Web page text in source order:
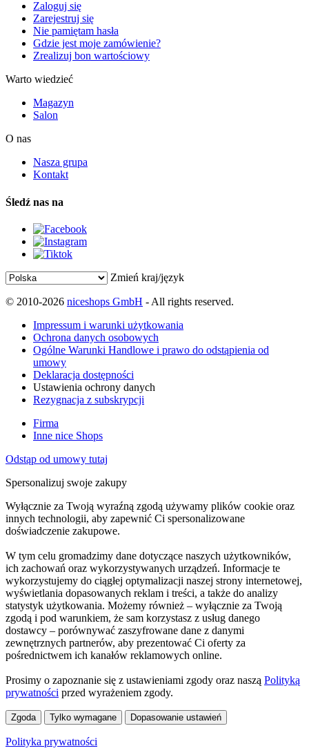
Zaloguj się
Zarejestruj się
Nie pamiętam hasła
Gdzie jest moje zamówienie?
Zrealizuj bon wartościowy
Warto wiedzieć
Magazyn
Salon
O nas
Nasza grupa
Kontakt
Śledź nas na
Zmień kraj/język
© 2010-2026 niceshops GmbH - All rights reserved.
Impressum i warunki użytkowania
Ochrona danych osobowych
Ogólne Warunki Handlowe i prawo do odstąpienia od
umowy
Deklaracja dostępności
Ustawienia ochrony danych
Rezygnacja z subskrypcji
Firma
Inne nice Shops
Odstąp od umowy tutaj
Spersonalizuj swoje zakupy
Wyłącznie za Twoją wyraźną zgodą używamy plików cookie oraz
innych technologii, aby zapewnić Ci spersonalizowane
doświadczenie zakupowe.
W tym celu gromadzimy dane dotyczące naszych użytkowników,
ich zachowań oraz wykorzystywanych urządzeń. Informacje te
wykorzystujemy do ciągłej optymalizacji naszej strony internetowej,
wyświetlania dopasowanych reklam i treści, a także do analizy
statystyk użytkowania. Możemy również – wyłącznie za Twoją
zgodą i pod warunkiem, że sam korzystasz z usług danego
dostawcy – porównywać zaszyfrowane dane z danymi
zewnętrznych partnerów, aby prezentować Ci oferty za
pośrednictwem ich kanałów reklamowych online.
Prosimy o zapoznanie się z ustawieniami zgody oraz naszą Polityką
prywatności przed wyrażeniem zgody.
Zgoda Tylko wymagane Dopasowanie ustawień
Polityka prywatności